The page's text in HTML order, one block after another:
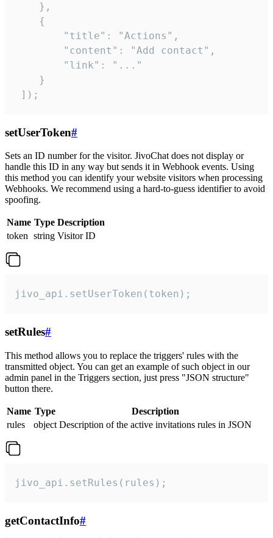
    },
    {
        "title": "Actions",
        "content": "Add contact",
        "link": "..."
    }
]);
setUserToken#
Sets an ID number for the visitor. JivoChat does not display or
handle this ID in any way but sends it in Webhook events. Using
this method you can identify your website visitors when processing
Webhooks. We recommend using a hard-to-guess identifier to avoid
spoofing.
Name Type Description
token string Visitor ID
jivo_api.setUserToken(token);
setRules#
This method allows you to replace the triggers' rules with the
transmitted object. You can get an example of such object in our
admin panel in the Triggers section, just press "JSON structure"
button there.
Name Type
Description
rules
object Description of the active invitations rules in JSON
jivo_api.setRules(rules);
getContactInfo#